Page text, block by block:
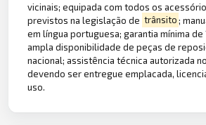
vicinais; equipada com todos os
previstos na legislação de trânsito;
em língua portuguesa; garantia mínima de
ampla disponibilidade de peças de
nacional; assistência técnica autorizada
devendo ser entregue emplacada,
uso.